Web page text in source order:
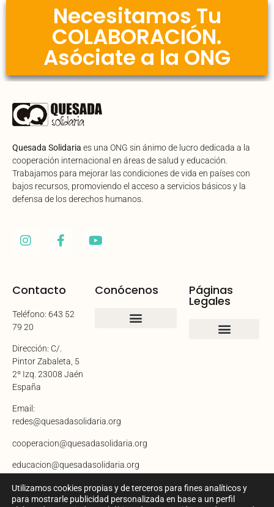
Necesitamos Tu
COLABORACIÓN.
Asóciate a la ONG
Quesada Solidaria es una ONG sin ánimo de lucro dedicada a la
cooperación internacional en áreas de salud y educación.
Trabajamos para mejorar las condiciones de vida en países con
bajos recursos, promoviendo el acceso a servicios básicos y la
defensa de los derechos humanos.
Contacto
Teléfono: 643 52
79 20
Dirección: C/.
Pintor Zabaleta, 5
2º Izq. 23008 Jaén
España​
Email:
redes@quesadasolidaria.org
cooperacion@quesadasolidaria.org
educacion@quesadasolidaria.org
Conócenos Páginas
Legales
Utilizamos cookies propias y de terceros para fines analíticos y
para mostrarle publicidad personalizada en base a un perfil